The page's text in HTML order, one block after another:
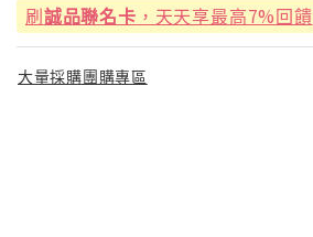
刷誠品聯名卡 ，天天享最高7%回饋
大量採購團購專區